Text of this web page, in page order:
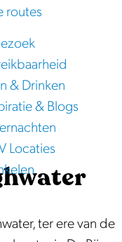
routes
& Drinken
& Blogs
Locaties
ter ere van de